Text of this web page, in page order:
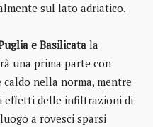
sul lato adriatico.
e Basilicatala
una prima parte con
nella norma, mentre
effetti delle infiltrazioni di
a rovesci sparsi